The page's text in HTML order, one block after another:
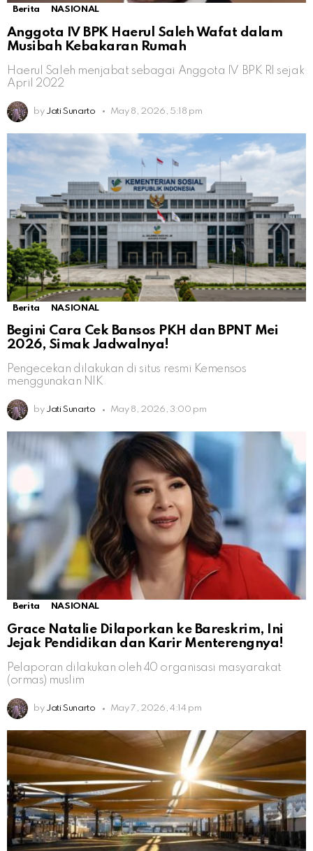
Berita NASIONAL
Anggota IV BPK Haerul Saleh Wafat dalam
Musibah Kebakaran Rumah
Haerul Saleh menjabat sebagai Anggota IV BPK RI sejak
April 2022
by Jati Sunarto May 8, 2026, 5:18 pm
Berita NASIONAL
Begini Cara Cek Bansos PKH dan BPNT Mei
2026, Simak Jadwalnya!
Pengecekan dilakukan di situs resmi Kemensos
menggunakan NIK
by Jati Sunarto May 8, 2026, 3:00 pm
Berita NASIONAL
Grace Natalie Dilaporkan ke Bareskrim, Ini
Jejak Pendidikan dan Karir Menterengnya!
Pelaporan dilakukan oleh 40 organisasi masyarakat
(ormas) muslim
by Jati Sunarto May 7, 2026, 4:14 pm